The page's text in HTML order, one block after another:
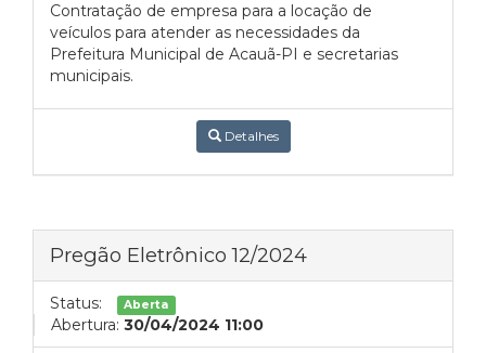
Contratação de empresa para a locação de
veículos para atender as necessidades da
Prefeitura Municipal de Acauã-PI e secretarias
municipais.
Detalhes
Pregão Eletrônico 12/2024
Status: Aberta
Abertura: 30/04/2024 11:00